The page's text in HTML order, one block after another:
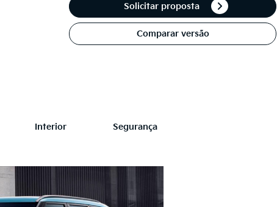
Solicitar proposta
Comparar versão
Interior Segurança